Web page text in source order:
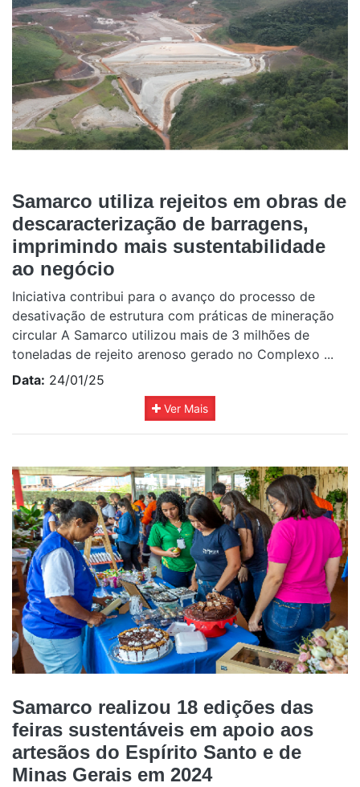
Samarco utiliza rejeitos em obras de
descaracterização de barragens,
imprimindo mais sustentabilidade
ao negócio
Iniciativa contribui para o avanço do processo de
desativação de estrutura com práticas de mineração
circular A Samarco utilizou mais de 3 milhões de
toneladas de rejeito arenoso gerado no Complexo ...
Data: 24/01/25
Ver Mais
Samarco realizou 18 edições das
feiras sustentáveis em apoio aos
artesãos do Espírito Santo e de
Minas Gerais em 2024